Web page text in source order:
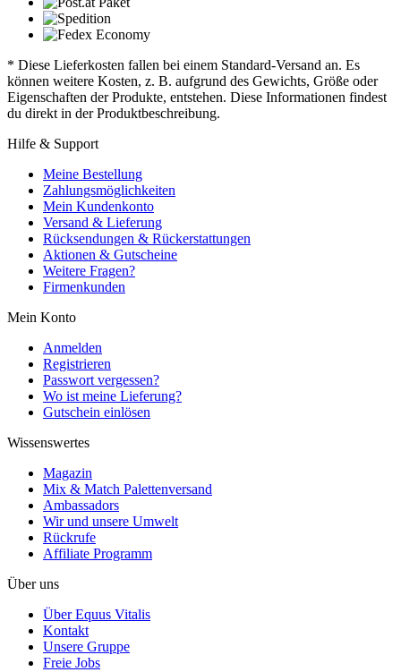
* Diese Lieferkosten fallen bei einem Standard-Versand an. Es
können weitere Kosten, z. B. aufgrund des Gewichts, Größe oder
Eigenschaften der Produkte, entstehen. Diese Informationen findest
du direkt in der Produktbeschreibung.
Hilfe & Support
Meine Bestellung
Zahlungsmöglichkeiten
Mein Kundenkonto
Versand & Lieferung
Rücksendungen & Rückerstattungen
Aktionen & Gutscheine
Weitere Fragen?
Firmenkunden
Mein Konto
Anmelden
Registrieren
Passwort vergessen?
Wo ist meine Lieferung?
Gutschein einlösen
Wissenswertes
Magazin
Mix & Match Palettenversand
Ambassadors
Wir und unsere Umwelt
Rückrufe
Affiliate Programm
Über uns
Über Equus Vitalis
Kontakt
Unsere Gruppe
Freie Jobs